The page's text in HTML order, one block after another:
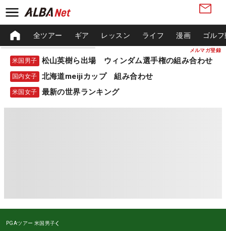
メルマガ登録
全ツアー ギア レッスン ライフ 漫画 ゴル
米国男子 松山英樹ら出場 ウィンダム選手権の組み合わせ
国内女子 北海道meijiカップ 組み合わせ
米国女子 最新の世界ランキング
PGAツアー 米国男子